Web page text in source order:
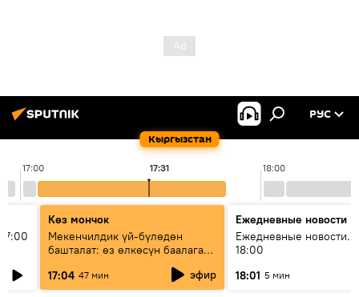
Кыргызстан
РУС
17:00 18:00
17:31
Көз мончок
Мекенчилдик үй-бүлөдөн
башталат: өз өлкөсүн баалаган
муунду кантип тарбиялоо
керек?
17:04 47 мин эфир
Ежедневные новости
Ежедневные новости.
18:00
18:01 5 мин